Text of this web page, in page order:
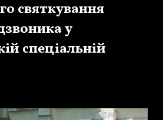
святкування
у
спеціальній